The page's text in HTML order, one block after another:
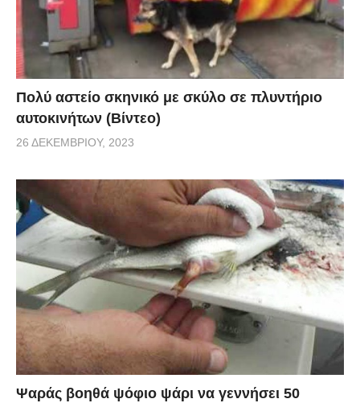
Πολύ αστείο σκηνικό με σκύλο σε πλυντήριο
αυτοκινήτων (Βίντεο)
26 ΔΕΚΕΜΒΡΊΟΥ, 2023
Ψαράς βοηθά ψόφιο ψάρι να γεννήσει 50